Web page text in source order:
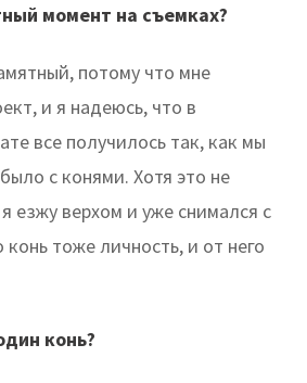
момент на съемках?
потому что мне
и я надеюсь, что в
все получилось так, как мы
с конями. Хотя это не
езжу верхом и уже снимался с
тоже личность, и от него
конь?